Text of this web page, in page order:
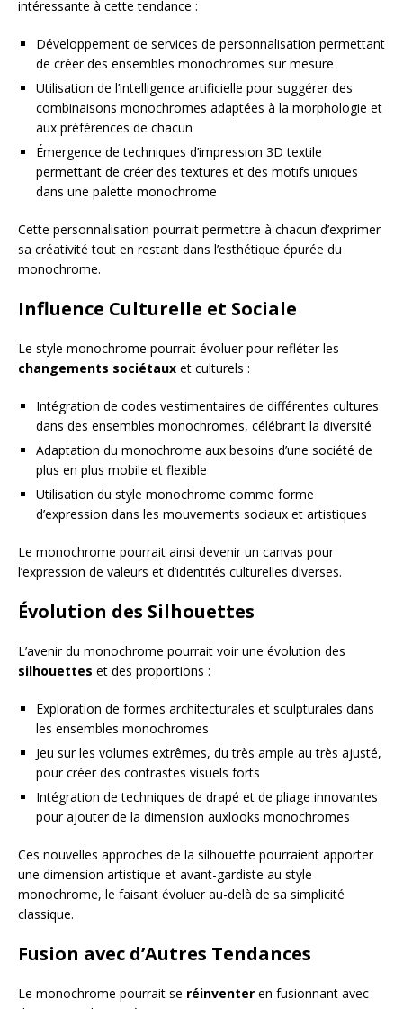
intéressante à cette tendance :
Développement de services de personnalisation permettant
de créer des ensembles monochromes sur mesure
Utilisation de l’intelligence artificielle pour suggérer des
combinaisons monochromes adaptées à la morphologie et
aux préférences de chacun
Émergence de techniques d’impression 3D textile
permettant de créer des textures et des motifs uniques
dans une palette monochrome
Cette personnalisation pourrait permettre à chacun d’exprimer
sa créativité tout en restant dans l’esthétique épurée du
monochrome.
Influence Culturelle et Sociale
Le style monochrome pourrait évoluer pour refléter les
changements sociétaux et culturels :
Intégration de codes vestimentaires de différentes cultures
dans des ensembles monochromes, célébrant la diversité
Adaptation du monochrome aux besoins d’une société de
plus en plus mobile et flexible
Utilisation du style monochrome comme forme
d’expression dans les mouvements sociaux et artistiques
Le monochrome pourrait ainsi devenir un canvas pour
l’expression de valeurs et d’identités culturelles diverses.
Évolution des Silhouettes
L’avenir du monochrome pourrait voir une évolution des
silhouettes et des proportions :
Exploration de formes architecturales et sculpturales dans
les ensembles monochromes
Jeu sur les volumes extrêmes, du très ample au très ajusté,
pour créer des contrastes visuels forts
Intégration de techniques de drapé et de pliage innovantes
pour ajouter de la dimension auxlooks monochromes
Ces nouvelles approches de la silhouette pourraient apporter
une dimension artistique et avant-gardiste au style
monochrome, le faisant évoluer au-delà de sa simplicité
classique.
Fusion avec d’Autres Tendances
Le monochrome pourrait se réinventer en fusionnant avec